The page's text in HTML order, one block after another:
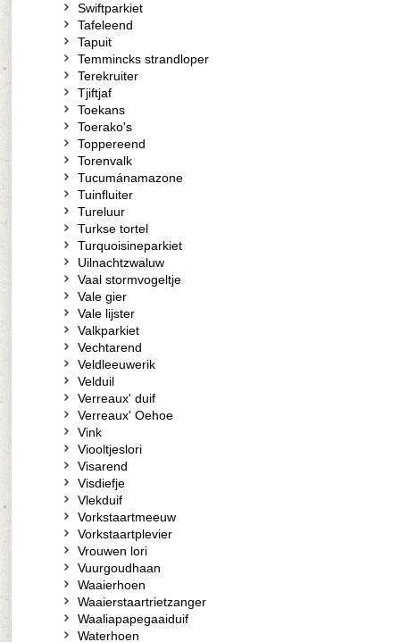
Swiftparkiet
Tafeleend
Tapuit
Temmincks strandloper
Terekruiter
Tjiftjaf
Toekans
Toerako's
Toppereend
Torenvalk
Tucumánamazone
Tuinfluiter
Tureluur
Turkse tortel
Turquoisineparkiet
Uilnachtzwaluw
Vaal stormvogeltje
Vale gier
Vale lijster
Valkparkiet
Vechtarend
Veldleeuwerik
Velduil
Verreaux' duif
Verreaux' Oehoe
Vink
Viooltjeslori
Visarend
Visdiefje
Vlekduif
Vorkstaartmeeuw
Vorkstaartplevier
Vrouwen lori
Vuurgoudhaan
Waaierhoen
Waaierstaartrietzanger
Waaliapapegaaiduif
Waterhoen